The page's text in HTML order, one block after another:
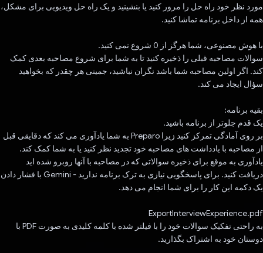
مورد نظر خود راه حل را مرور کنید یا بنشینید و یک راه حل ویدیویی برای مشکل،
همه از داخل برنامه تماشا کنید.
با هوش مصنوعی، شما هرگز از 0 شروع نمی کنید.
سوالات مصاحبه قبلی را ذخیره کنید تا به شما برای شروع مصاحبه بعدی کمک
کند. اگر اولین مصاحبه شما باشد نگران نباشید، جمینی هر چقدر که بخواهید
سؤال ایجاد می کند.
بقیه برنامه:
یک قدم جلوتر از برنامه باشید.
بر روی آمادگی تمرکز کنید زیرا Preparo به شما یادآوری می کند که دقایقی قبل
از مصاحبه با یادداشت های مصاحبه خود تجدید نظر کنید یا به شما کمک کند.
یادآوری به موقع برای ذخیره سوالاتی که در مصاحبه با آنها روبرو شده اید
دریافت کنید. برای پاسخگویی نیازی به ترک برنامه ندارید - Gemini با فشار دادن
یک دکمه این کار را برای شما انجام می دهد.
ExportInterviewExperience.pdf
به راحتی تفکیک سوالات خود را با فیلتر شده با کلمه کلیدی به صورت PDF با
دوستان خود به اشتراک بگذارید.